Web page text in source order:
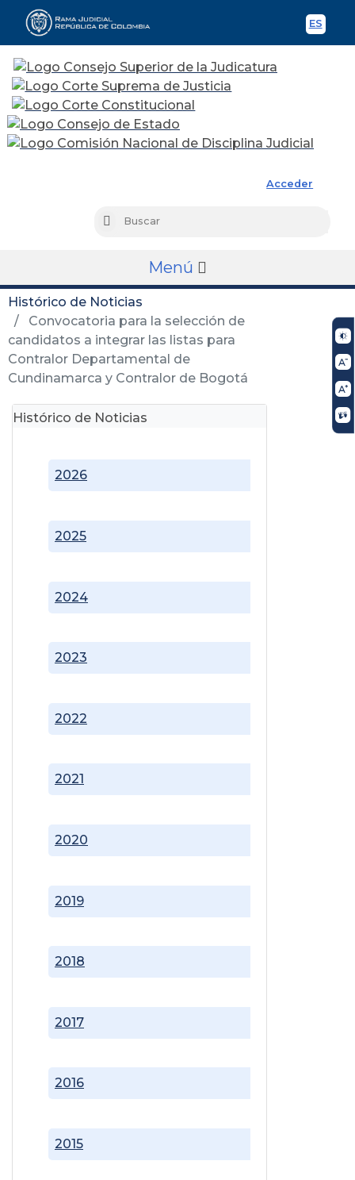
ES
Acceder
Buscar
Menú
Histórico de Noticias
Convocatoria para la selección de
candidatos a integrar las listas para
Contralor Departamental de
Cundinamarca y Contralor de Bogotá
Histórico de Noticias
2015
2016
2017
2018
2019
2020
2021
2022
2023
2024
2025
2026